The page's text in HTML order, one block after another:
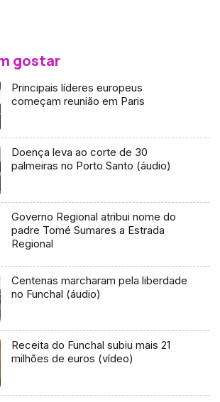
gostar
Principais líderes europeus
começam reunião em Paris
Doença leva ao corte de 30
palmeiras no Porto Santo (áudio)
Governo Regional atribui nome do
padre Tomé Sumares a Estrada
Regional
Centenas marcharam pela liberdade
no Funchal (áudio)
Receita do Funchal subiu mais 21
milhões de euros (vídeo)